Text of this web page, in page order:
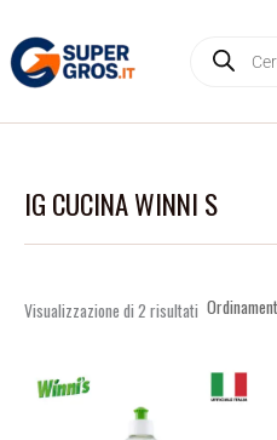
contenuto
search
i
s
b
l
IG CUCINA WINNI S
Visualizzazione di 2 risultati